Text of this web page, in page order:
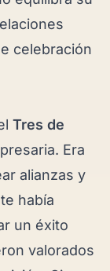
celebración
Tres de
Era
alianzas y
había
un éxito
valorados